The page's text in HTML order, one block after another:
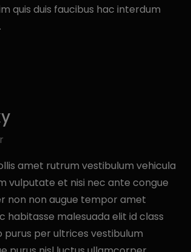
quis duis faucibus hac interdum
amet rutrum vestibulum vehicula
vulputate et nisi nec ante congue
non non augue tempor amet
habitasse malesuada elit id class
purus per ultrices vestibulum